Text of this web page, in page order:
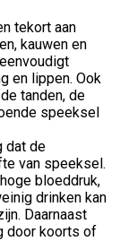
tekort aan
kauwen en
en lippen. Ook
tanden, de
speeksel
dat de
van speeksel.
bloeddruk,
drinken kan
Daarnaast
door koorts of